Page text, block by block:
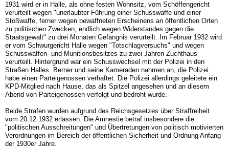
1931 wird er in Halle, als ohne festen Wohnsitz, vom Schöffengericht
verurteilt wegen "unerlaubter Führung einer Schusswaffe und einer
Stoßwaffe, ferner wegen bewaffneten Erscheinens an öffentlichen Orten
zu politischen Zwecken, endlich wegen Widerstandes gegen die
Staatsgewalt" zu drei Monaten Gefängnis verurteilt. Im Februar 1932 wird
er vom Schwurgericht Halle wegen "Totschlagversuchs" und wegen
Schusswaffen- und Munitionsbesitzes zu zwei Jahren Zuchthaus
verurteilt. Hintergrund war ein Schusswechsel mit der Polizei in den
Straßen Halles. Berner und seine Kameraden nahmen an, die Polizei
habe einen Parteigenossen verhaftet. Die Polizei allerdings geleitete ein
KPD-Mitglied nach Hause, das als Spitzel angesehen und an diesem
Abend von Parteigenossen verfolgt und bedroht wurde.
Beide Strafen wurden aufgrund des Reichsgesetzes über Straffreiheit
vom 20.12.1932 erlassen. Die Amnestie betraf insbesondere die
"politischen Ausschreitungen" und Übertretungen von politisch motivierten
Verordnungen im Bereich der öffentlichen Sicherheit und Ordnung Anfang
der 1930er Jahre.